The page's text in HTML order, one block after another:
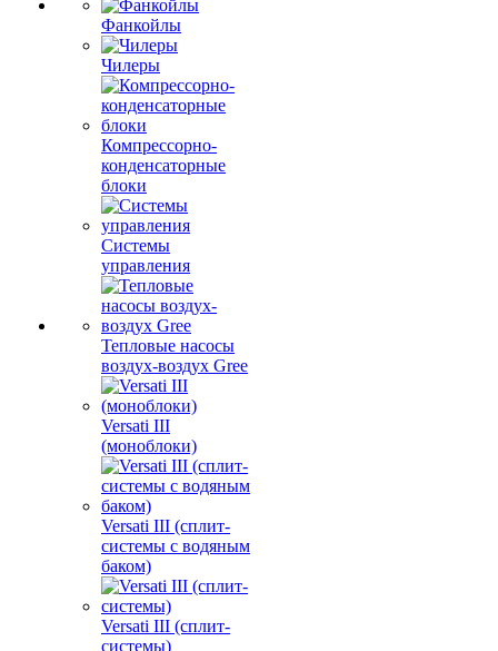
Фанкойлы
Чилеры
Компрессорно-
конденсаторные
блоки
Системы
управления
Тепловые насосы
воздух-воздух Gree
Versati III
(моноблоки)
Versati III (сплит-
системы с водяным
баком)
Versati III (сплит-
системы)